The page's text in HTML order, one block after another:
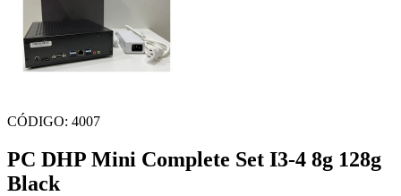
CÓDIGO: 4007
PC DHP Mini Complete Set I3-4 8g 128g
Black